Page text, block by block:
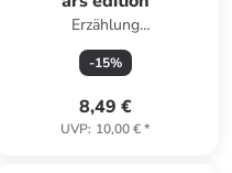
Erzählung
"Gutenachtgeschichten voller
Liebe"
-15%
8,49 €
UVP: 10,00 €*